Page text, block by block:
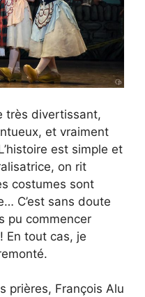
très divertissant,
et vraiment
est simple et
on rit
costumes sont
C’est sans doute
pu commencer
En tout cas, je
prières, François Alu